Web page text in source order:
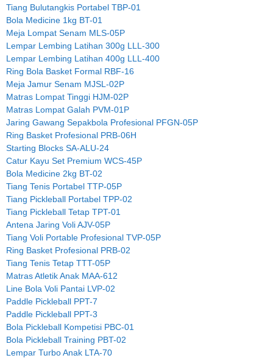
Tiang Bulutangkis Portabel TBP-01
Bola Medicine 1kg BT-01
Meja Lompat Senam MLS-05P
Lempar Lembing Latihan 300g LLL-300
Lempar Lembing Latihan 400g LLL-400
Ring Bola Basket Formal RBF-16
Meja Jamur Senam MJSL-02P
Matras Lompat Tinggi HJM-02P
Matras Lompat Galah PVM-01P
Jaring Gawang Sepakbola Profesional PFGN-05P
Ring Basket Profesional PRB-06H
Starting Blocks SA-ALU-24
Catur Kayu Set Premium WCS-45P
Bola Medicine 2kg BT-02
Tiang Tenis Portabel TTP-05P
Tiang Pickleball Portabel TPP-02
Tiang Pickleball Tetap TPT-01
Antena Jaring Voli AJV-05P
Tiang Voli Portable Profesional TVP-05P
Ring Basket Profesional PRB-02
Tiang Tenis Tetap TTT-05P
Matras Atletik Anak MAA-612
Line Bola Voli Pantai LVP-02
Paddle Pickleball PPT-7
Paddle Pickleball PPT-3
Bola Pickleball Kompetisi PBC-01
Bola Pickleball Training PBT-02
Lempar Turbo Anak LTA-70